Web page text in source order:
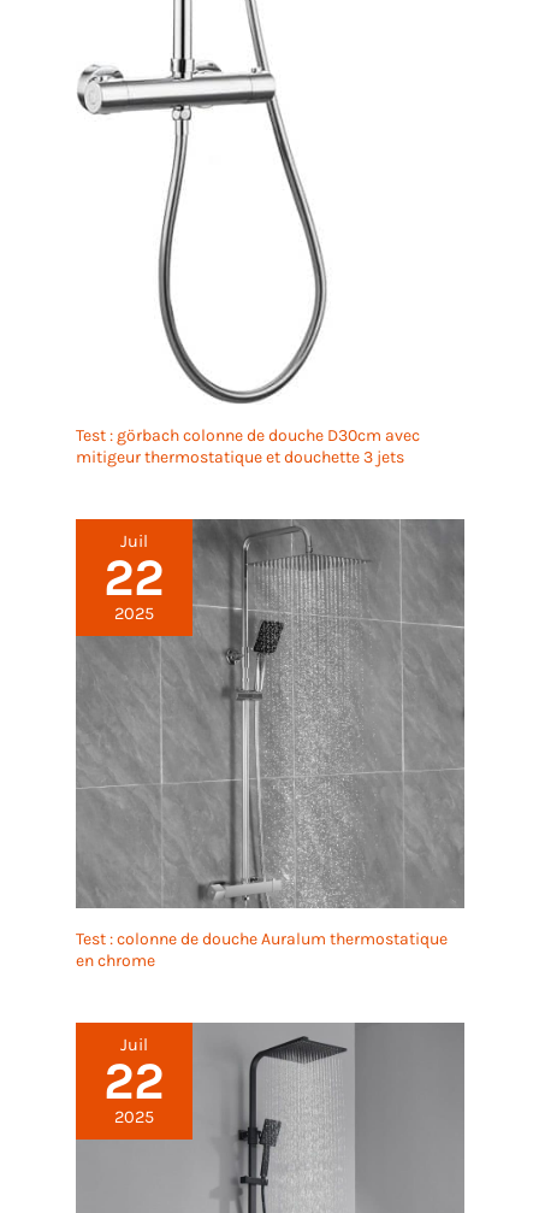
Test : görbach colonne de douche D30cm avec
mitigeur thermostatique et douchette 3 jets
Juil
22
2025
Test : colonne de douche Auralum thermostatique
en chrome
Juil
22
2025